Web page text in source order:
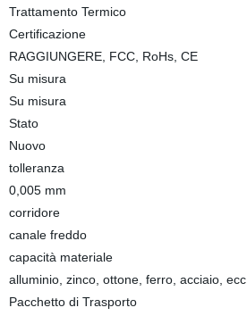
Trattamento Termico
Certificazione
RAGGIUNGERE, FCC, RoHs, CE
Su misura
Su misura
Stato
Nuovo
tolleranza
0,005 mm
corridore
canale freddo
capacità materiale
alluminio, zinco, ottone, ferro, acciaio, ecc.
Pacchetto di Trasporto